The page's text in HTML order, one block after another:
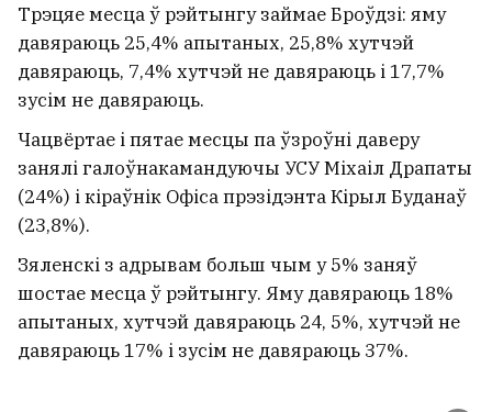
Трэцяе месца ў рэйтынгу займае Броўдзі: яму
давяраюць 25,4% апытаных, 25,8% хутчэй
давяраюць, 7,4% хутчэй не давяраюць і 17,7%
зусім не давяраюць.
Чацвёртае і пятае месцы па ўзроўні даверу
занялі галоўнакамандуючы УСУ Міхаіл Драпаты
(24%) і кіраўнік Офіса прэзідэнта Кірыл Буданаў
(23,8%).
Зяленскі з адрывам больш чым у 5% заняў
шостае месца ў рэйтынгу. Яму давяраюць 18%
апытаных, хутчэй давяраюць 24, 5%, хутчэй не
давяраюць 17% і зусім не давяраюць 37%.